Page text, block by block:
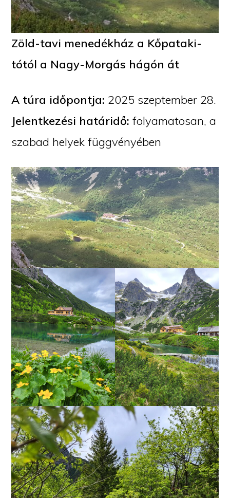
Zöld-tavi menedékház a Kőpataki-
tótól a Nagy-Morgás hágón át
A túra időpontja: 2025 szeptember 28.
Jelentkezési határidő:folyamatosan, a
szabad helyek függvényében